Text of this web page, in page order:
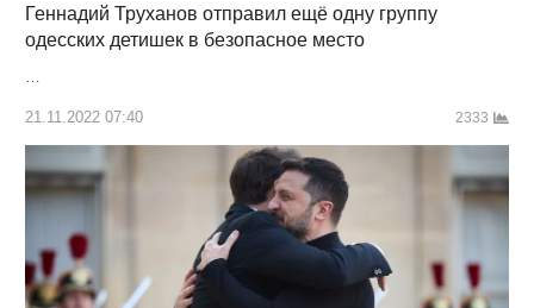
Геннадий Труханов отправил ещё одну группу
одесских детишек в безопасное место
21.11.2022 07:40 2333